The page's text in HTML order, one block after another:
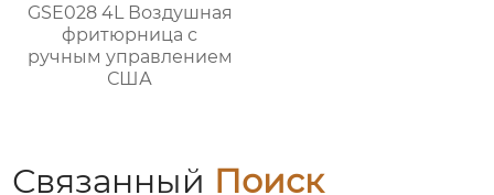
GSE028 4L Воздушная
фритюрница с
ручным управлением
США
Связанный Поиск